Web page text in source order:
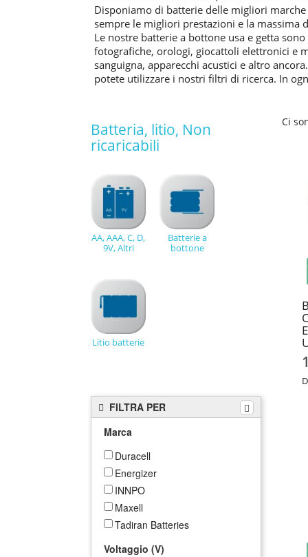
Disponiamo di batterie delle migliori
sempre le migliori prestazioni e la massima
Le nostre batterie a bottone usa e getta
fotografiche, orologi, giocattoli elettronici e
sanguigna, apparecchi acustici e altro
potete utilizzare i nostri filtri di ricerca. In
Batteria, litio, Non
ricaricabili
AA, AAA, C, D,
9V, Altri
Batterie a
bottone
Litio batterie
FILTRA PER
Marca
Duracell
Energizer
INNPO
Maxell
Tadiran Batteries
Varta
Voltaggio (V)
Ci